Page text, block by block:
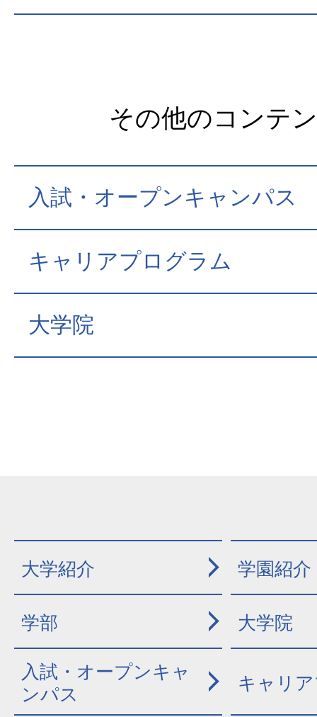
その他のコンテ
入試・オープンキャンパス
キャリアプログラム
大学院
大学紹介 学園紹介
学部 大学院
入試・オープンキャ
ンパス
キャリ